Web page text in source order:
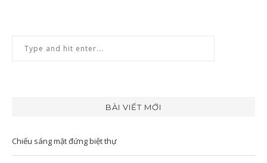
BÀI VIẾT MỚI
Chiếu sáng mặt đứng biệt thự